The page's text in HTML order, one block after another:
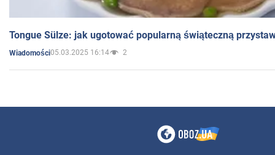
Tongue Sülze: jak ugotować popularną świąteczną
Wiadomości05.03.2025 16:14 2